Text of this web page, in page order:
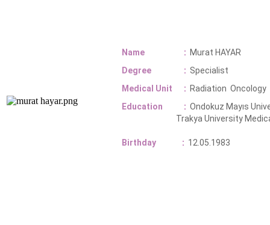
Name : Murat HAYAR
Degree
: Specialist
Medical Unit
: Radiation Oncology
Education
: Ondokuz Mayıs
Trakya University Medical
Birthday : 12.05.1983